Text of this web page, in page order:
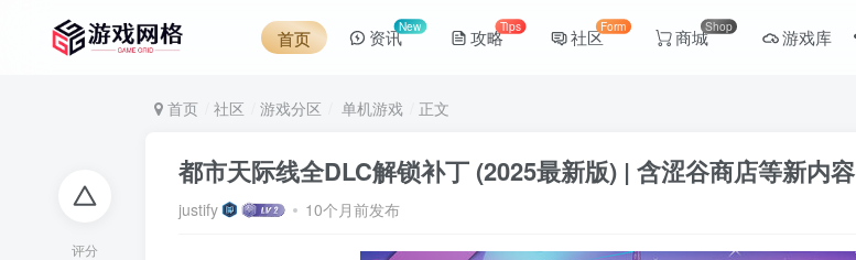
首页 资讯New 攻略Tips 社区Form 商城Shop 游戏库
评分
首页 社区 游戏分区 单机游戏 正文
都市天际线全DLC解锁补丁 (2025最新版) | 含涩谷商店等新内容
justify 10个月前发布